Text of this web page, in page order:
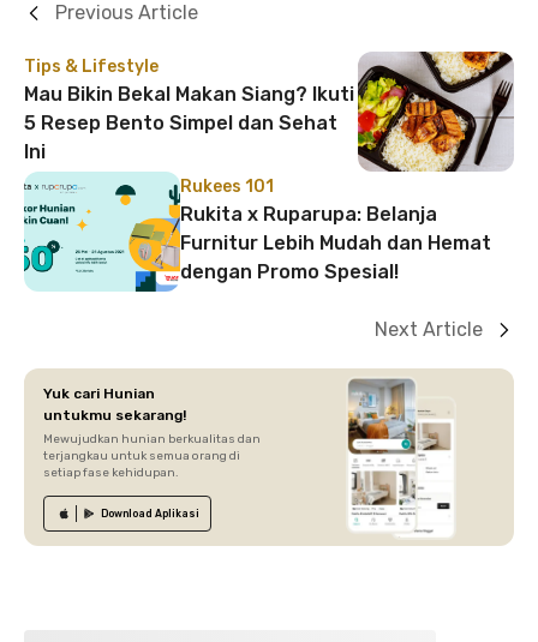
Tips & Lifestyle
Mau Bikin Bekal Makan Siang? Ikuti
5 Resep Bento Simpel dan Sehat
Ini
Previous Article
Rukees 101
Rukita x Ruparupa: Belanja
Furnitur Lebih Mudah dan Hemat
dengan Promo Spesial!
Next Article
Yuk cari Hunian
untukmu sekarang!
Mewujudkan hunian berkualitas dan
terjangkau untuk semua orang di
setiap fase kehidupan.
Download Aplikasi